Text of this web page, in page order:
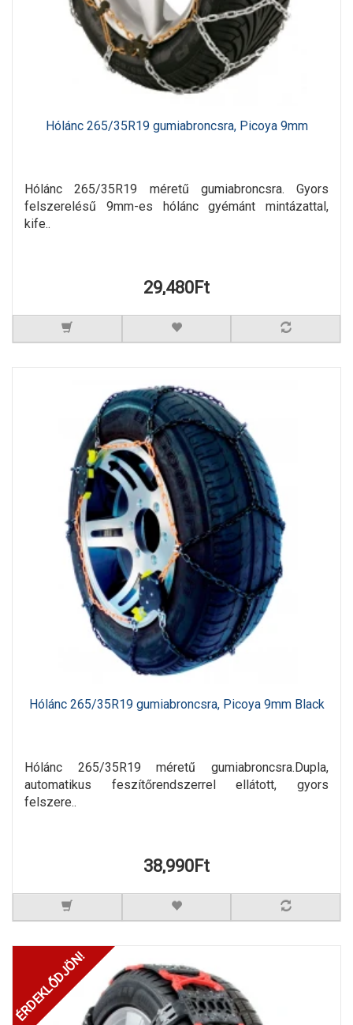
Hólánc 265/35R19 gumiabroncsra, Picoya 9mm
Hólánc 265/35R19 méretű gumiabroncsra. Gyors
felszerelésű 9mm-es hólánc gyémánt mintázattal,
kife..
29,480Ft
Hólánc 265/35R19 gumiabroncsra, Picoya 9mm Black
Hólánc 265/35R19 méretű gumiabroncsra.Dupla,
automatikus feszítőrendszerrel ellátott, gyors
felszere..
38,990Ft
ÉRDEKLŐDJÖN!